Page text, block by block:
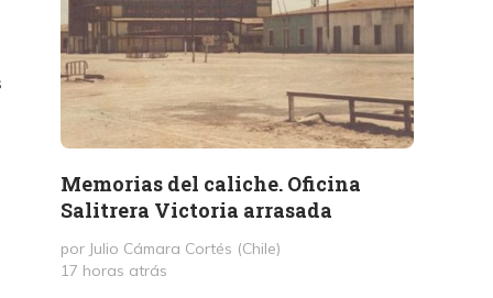
Memorias del caliche. Oficina
Salitrera Victoria arrasada
por Julio Cámara Cortés (Chile)
17 horas atrás